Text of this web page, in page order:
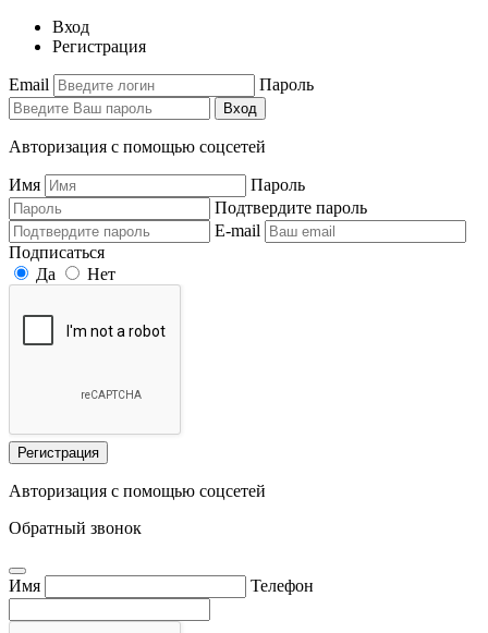
Вход
Регистрация
Email Пароль
Вход
Авторизация с помощью соцсетей
Имя
Пароль
Подтвердите пароль
E-mail
Подписаться
Да
Нет
Регистрация
Авторизация с помощью соцсетей
Обратный звонок
Имя Телефон